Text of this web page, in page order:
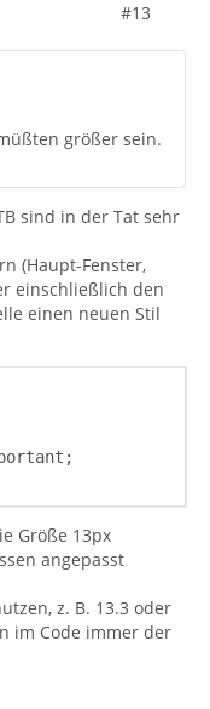
#13
größer sein.
sind in der Tat sehr
(Haupt-Fenster,
einschließlich den
einen neuen Stil
Größe 13px
angepasst
z. B. 13.3 oder
im Code immer der